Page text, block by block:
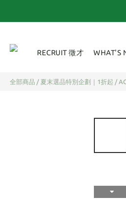
RECRUIT 徵才 WHAT'S
全部商品 / 夏末選品特別企劃｜1折起 /